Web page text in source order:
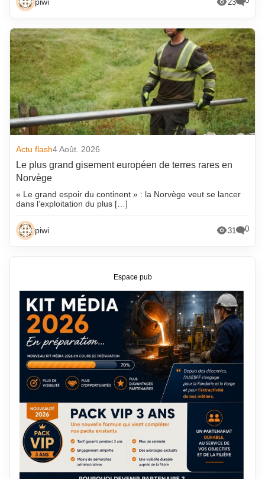
piwi 23
Actu flash4 Août. 2026
Le plus grand gisement européen de terres rares en
Norvège
« Le grand espoir du continent » : la Norvège veut se lancer
dans l’exploitation du plus […]
piwi 31 0
Espace pub